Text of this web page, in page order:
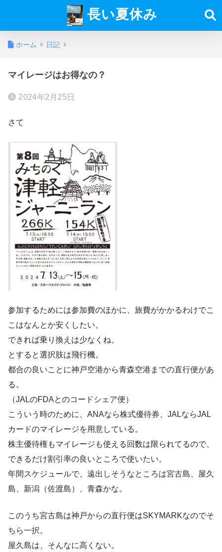
長い夏休み
ホーム 日記
マイレージはお得なの？
2024年2月25日
さて
参加するためには参加費のほかに、旅費がかかるわけでこ
こはなんとか安くしたい。
できれば乗り換えは少なくね。
とすると選択肢は飛行機。
都合の良いことに神戸空港から青森空港までの直行便があ
る。
（JALのFDAとのコードシェア便）
こういう時のために、ANAなら株式優待券、JALならJAL
カードのマイレージを用意している。
株主優待権もマイレージも使える回数は限られてるので、
できるだけ割引率の良いところで使いたい。
年間スケジュールで、遠出しそうなところは宮古島、屋久
島、新潟（佐渡島）、青森かな。
このうち宮古島は神戸からの直行便はSKYMARKなのでそ
ちら一択。
屋久島は、そんなに高くない。